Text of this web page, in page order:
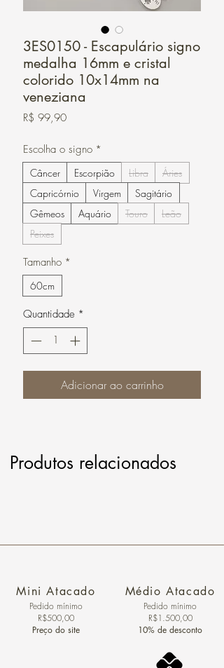
3ES0150 - Escapulário signo
medalha 16mm e cristal
colorido 10x14mm na
veneziana
R$ 99,90Preço
Escolha o signo *
Câncer Escorpião Libra
Áries
Capricórnio
Virgem
Sagitário
Gêmeos
Aquário Touro
Leão
Peixes
Tamanho *
60cm
Quantidade *
Adicionar ao carrinho
Produtos relacionados
Mini Atacado
Pedido ​mínimo
R$500,00
Preço do site
Médio Atacado
Pedido mínimo
R$1.500,00
10% de desconto